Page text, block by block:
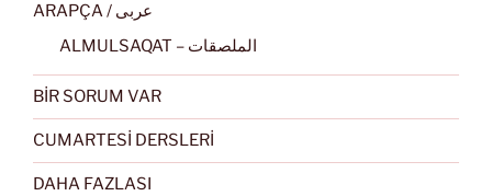
ARAPÇA / عربى
ALMULSAQAT – الملصقات
BİR SORUM VAR
CUMARTESİ DERSLERİ
DAHA FAZLASI